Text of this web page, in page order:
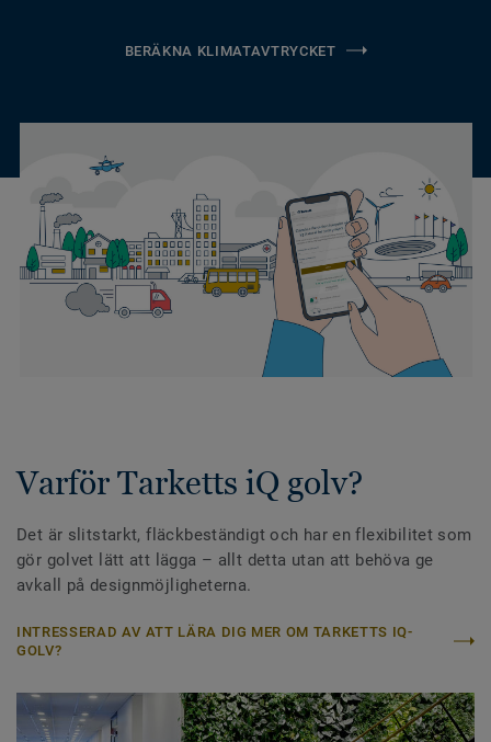
BERÄKNA KLIMATAVTRYCKET
Varför Tarketts iQ golv?
Det är slitstarkt, fläckbeständigt och har en flexibilitet som
gör golvet lätt att lägga – allt detta utan att behöva ge
avkall på designmöjligheterna.
INTRESSERAD AV ATT LÄRA DIG MER OM TARKETTS IQ-
GOLV?